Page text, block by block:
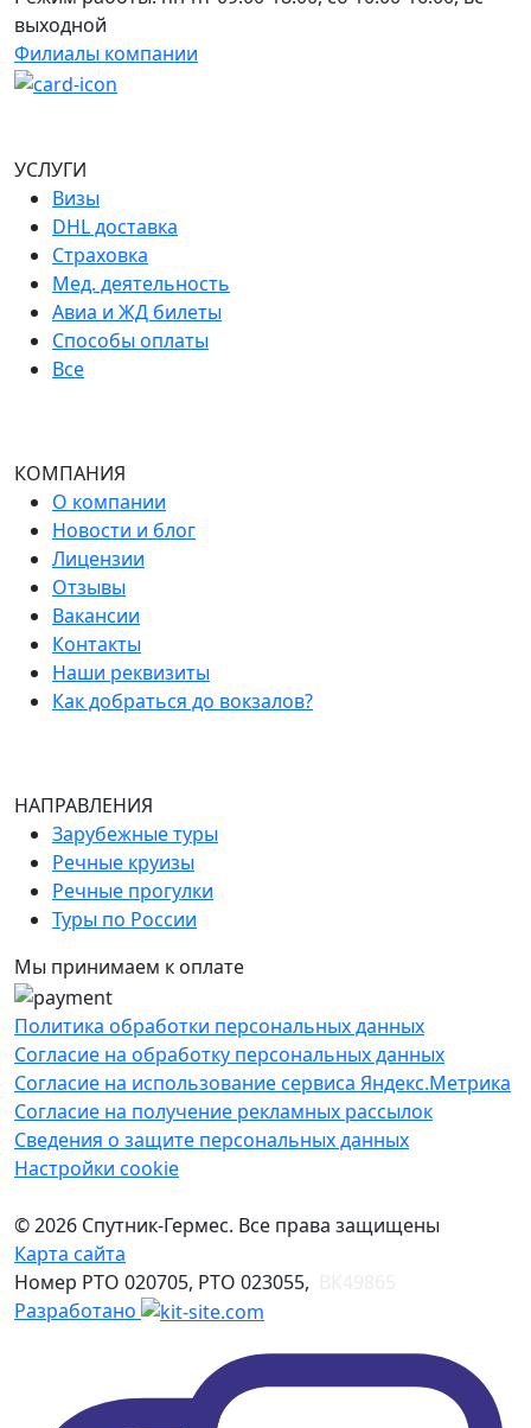
УСЛУГИ
Визы
DHL доставка
Страховка
Мед. деятельность
Авиа и ЖД билеты
Способы оплаты
Все
КОМПАНИЯ
О компании
Новости и блог
Лицензии
Отзывы
Вакансии
Контакты
Наши реквизиты
Как добраться до вокзалов?
НАПРАВЛЕНИЯ
Зарубежные туры
Речные круизы
Речные прогулки
Туры по России
Мы принимаем к оплате
выходной
Филиалы компании
Политика обработки персональных данных
Согласие на обработку персональных данных
Согласие на использование сервиса Яндекс.Метрика
Согласие на получение рекламных рассылок
Сведения о защите персональных данных
Настройки cookie
© 2026 Спутник-Гермес. Все права защищены
Карта сайта
Номер РТО 020705, РТО 023055,
Разработано